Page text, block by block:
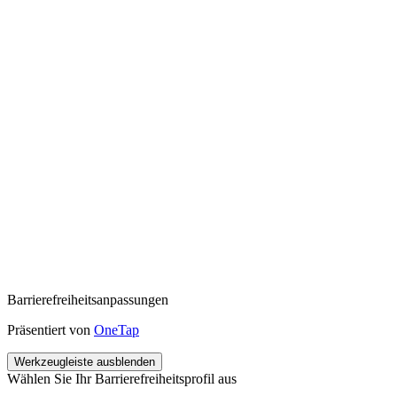
Barrierefreiheitsanpassungen
Präsentiert von OneTap
Werkzeugleiste ausblenden
Wählen Sie Ihr Barrierefreiheitsprofil aus